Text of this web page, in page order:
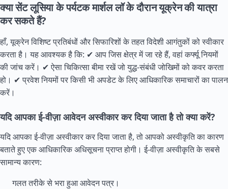
क्या सेंट लूसिया के पर्यटक मार्शल लॉ के दौरान यूक्रेन की यात्रा
कर सकते हैं?
हाँ, यूक्रेन विशिष्ट प्रतिबंधों और सिफारिशों के तहत विदेशी आगंतुकों को स्वीकार
करता है। यह आवश्यक है कि: ✔ आप जिस क्षेत्र में जा रहे हैं, वहां कर्फ्यू नियमों
की जांच करें। ✔ ऐसा चिकित्सा बीमा रखें जो युद्ध-संबंधी जोखिमों को कवर करता
हो। ✔ प्रवेश नियमों पर किसी भी अपडेट के लिए आधिकारिक समाचारों का पालन
करें।
यदि आपका ई-वीज़ा आवेदन अस्वीकार कर दिया जाता है तो क्या करें?
यदि आपका ई-वीज़ा अस्वीकार कर दिया जाता है, तो आपको अस्वीकृति का कारण
बताते हुए एक आधिकारिक अधिसूचना प्राप्त होगी। ई-वीज़ा अस्वीकृति के सबसे
सामान्य कारण:
गलत तरीके से भरा हुआ आवेदन पत्र।